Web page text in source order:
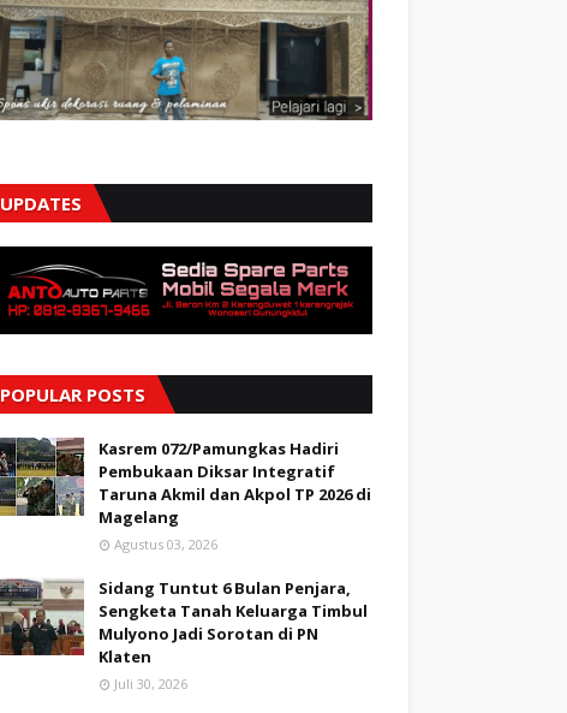
UPDATES
POPULAR POSTS
Kasrem 072/Pamungkas Hadiri
Pembukaan Diksar Integratif
Taruna Akmil dan Akpol TP 2026 di
Magelang
Agustus 03, 2026
Sidang Tuntut 6 Bulan Penjara,
Sengketa Tanah Keluarga Timbul
Mulyono Jadi Sorotan di PN
Klaten
Juli 30, 2026